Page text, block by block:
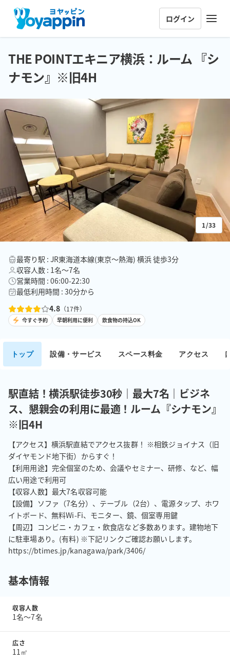
ログイン
1/33
最寄り駅 : JR東海道本線(東京～熱海) 横浜 徒歩3分
収容人数 : 1名〜7名
営業時間 : 06:00-22:30
最低利用時間 : 30分から
4.8 （17件）
今すぐ予約 早朝利用に便利 飲食物の持込OK
THE POINTエキニア横浜：ルーム 『シ
ナモン』※旧4H
トップ 設備・サービス スペース料金 アクセス
駅直結！横浜駅徒歩30秒｜最大7名｜ビジネ
ス、懇親会の利用に最適！ルーム『シナモン』
※旧4H
【アクセス】横浜駅直結でアクセス抜群！ ※相鉄ジョイナス（旧
ダイヤモンド地下街）からすぐ！
【利用用途】完全個室のため、会議やセミナー、研修、など、幅
広い用途で利用可
【収容人数】最大7名収容可能
【設備】ソファ（7名分）、テーブル（2台）、電源タップ、ホワ
イトボード、無料Wi-Fi、モニター、鏡、個室専用鍵
【周辺】コンビニ・カフェ・飲食店など多数あります。建物地下
に駐車場あり。(有料) ※下記リンクご確認お願いします。
https://btimes.jp/kanagawa/park/3406/
基本情報
収容人数
1名〜7名
広さ
11㎡